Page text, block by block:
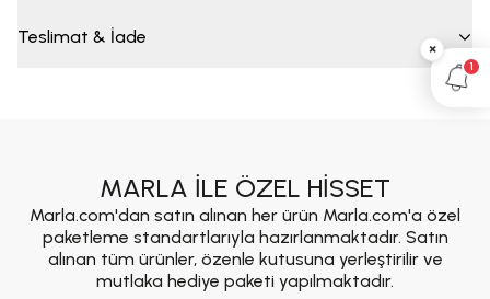
Teslimat & İade
MARLA İLE ÖZEL HİSSET
Marla.com'dan satın alınan her ürün Marla.com'a özel
paketleme standartlarıyla hazırlanmaktadır. Satın
alınan tüm ürünler, özenle kutusuna yerleştirilir ve
mutlaka hediye paketi yapılmaktadır.
×
1